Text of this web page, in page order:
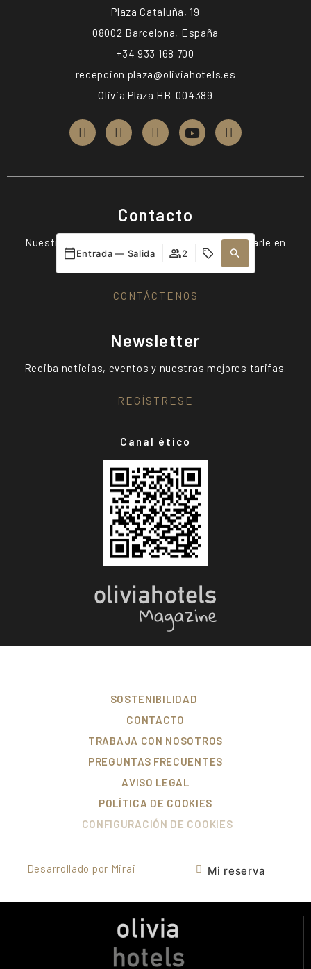
Entrada — Salida 2
Plaza Cataluña, 19
08002 Barcelona, España
+34 933 168 700
recepcion.plaza@oliviahotels.es
Olivia Plaza HB-004389
Contacto
Nuestro equipo de recepcionistas puede ayudarle en
CONTÁCTENOS
Newsletter
Reciba noticias, eventos y nuestras mejores tarifas.
REGÍSTRESE
Canal ético
SOSTENIBILIDAD
CONTACTO
TRABAJA CON NOSOTROS
PREGUNTAS FRECUENTES
AVISO LEGAL
POLÍTICA DE COOKIES
CONFIGURACIÓN DE COOKIES
Desarrollado por Mirai Mi reserva